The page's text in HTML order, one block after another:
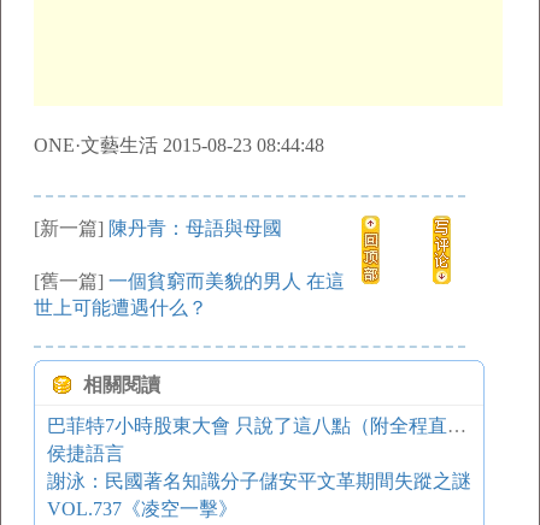
ONE·文藝生活 2015-08-23 08:44:48
[新一篇] 陳丹青：母語與母國
[舊一篇] 一個貧窮而美貌的男人 在這
世上可能遭遇什么？
相關閱讀
巴菲特7小時股東大會 只說了這八點（附全程直播）
侯捷語言
謝泳：民國著名知識分子儲安平文革期間失蹤之謎
VOL.737《凌空一擊》